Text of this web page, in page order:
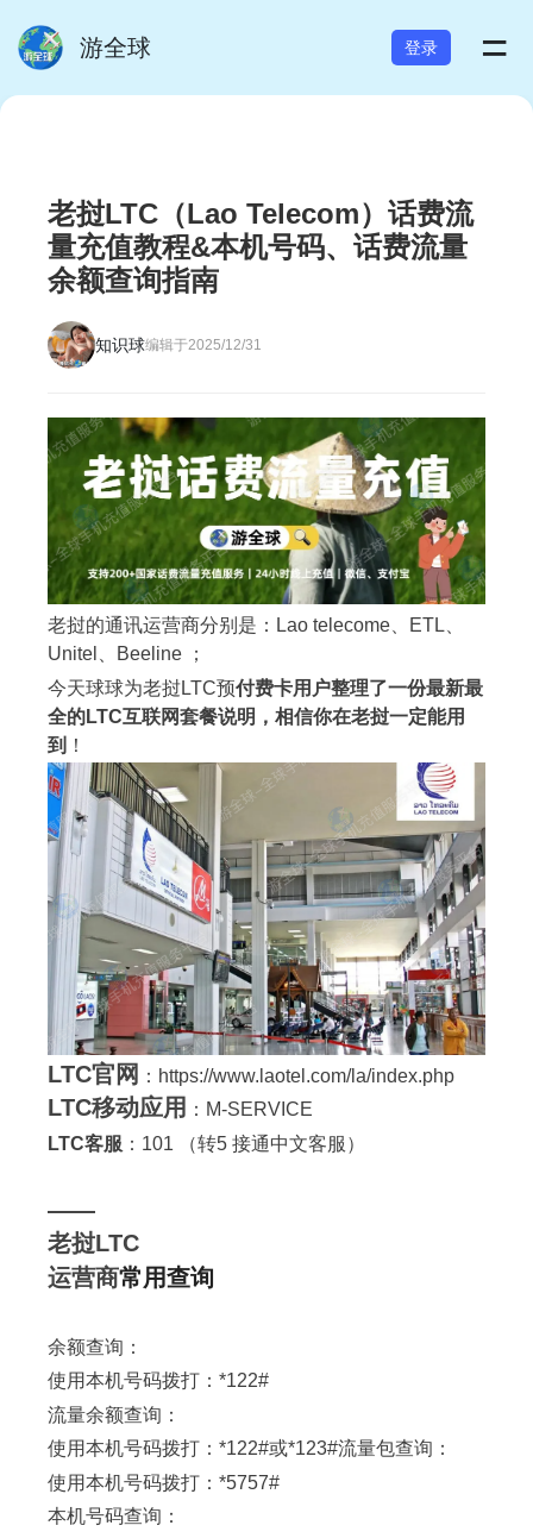
游全球 登录 =
老挝LTC（Lao Telecom）话费流
量充值教程&本机号码、话费流量
余额查询指南
知识球编辑于2025/12/31
老挝的通讯运营商分别是：Lao telecome、ETL、
Unitel、Beeline ；
今天球球为老挝LTC预付费卡用户整理了一份最新最
全的LTC互联网套餐说明，相信你在老挝一定能用
到 ！
LTC官网 ：https://www.laotel.com/la/index.php
LTC移动应用 ：M-SERVICE
LTC客服 ：101 （转5 接通中文客服）
——
老挝LTC
运营商常用查询
余额查询：
使用本机号码拨打：*122#
流量余额查询：
使用本机号码拨打：*122#或*123#流量包查询：
使用本机号码拨打：*5757#
本机号码查询：